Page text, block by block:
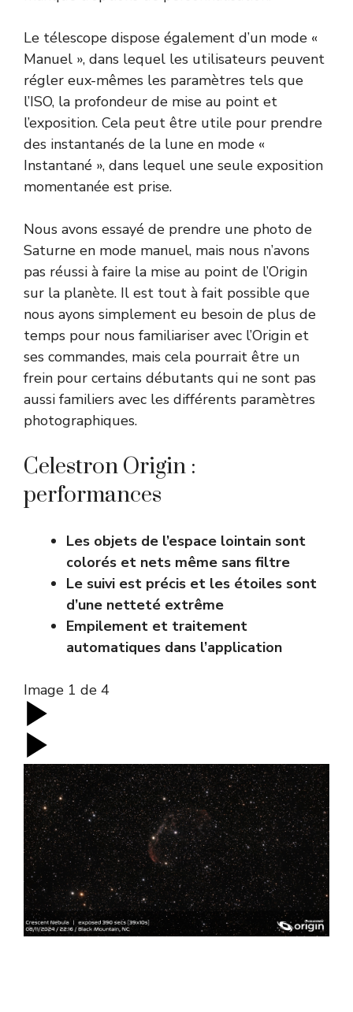
Le télescope dispose également d’un mode «
Manuel », dans lequel les utilisateurs peuvent
régler eux-mêmes les paramètres tels que
l’ISO, la profondeur de mise au point et
l’exposition. Cela peut être utile pour prendre
des instantanés de la lune en mode «
Instantané », dans lequel une seule exposition
momentanée est prise.
Nous avons essayé de prendre une photo de
Saturne en mode manuel, mais nous n’avons
pas réussi à faire la mise au point de l’Origin
sur la planète. Il est tout à fait possible que
nous ayons simplement eu besoin de plus de
temps pour nous familiariser avec l’Origin et
ses commandes, mais cela pourrait être un
frein pour certains débutants qui ne sont pas
aussi familiers avec les différents paramètres
photographiques.
Celestron Origin :
performances
Les objets de l’espace lointain sont
colorés et nets même sans filtre
Le suivi est précis et les étoiles sont
d’une netteté extrême
Empilement et traitement
automatiques dans l’application
Image 1 de 4